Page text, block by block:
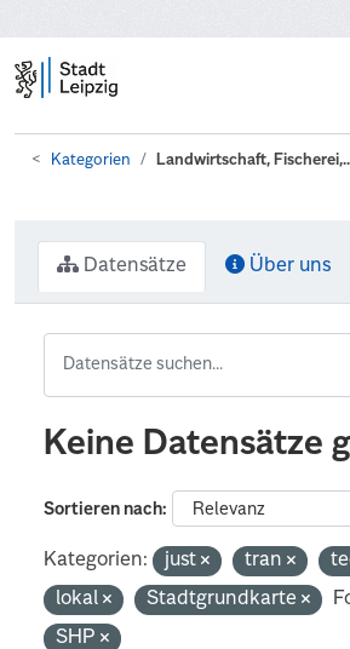
Kategorien Landwirtschaft,
Datensätze Über uns
Keine Datensätze
Sortieren nach
Kategorien: just tran
lokal
Stadtgrundkarte
SHP